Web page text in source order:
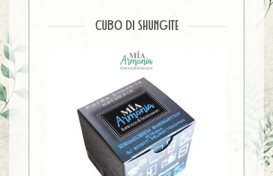
CUBO DI SHUNGITE